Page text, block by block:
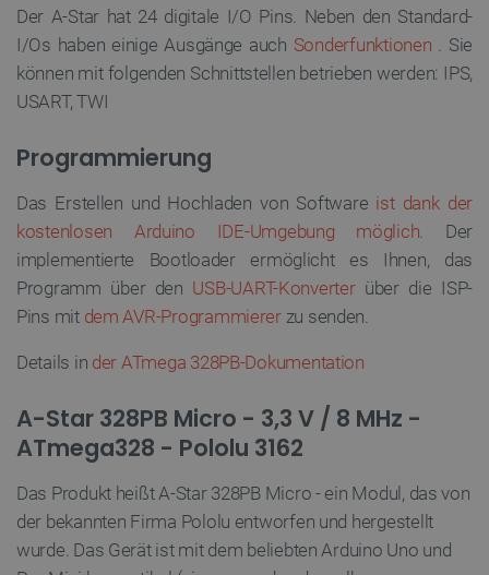
Der A-Star hat 24 digitale I/O Pins. Neben den Standard-
I/Os haben einige Ausgänge auch Sonderfunktionen
Sie
können mit folgenden Schnittstellen betrieben werden: IPS,
USART, TWI
Programmierung
Das Erstellen und Hochladen von Software ist dank der
kostenlosen Arduino IDE-Umgebung möglich.
Der
implementierte Bootloader ermöglicht es Ihnen, das
Programm über den USB-UART-Konverterüber die ISP-
Pins mit dem AVR-Programmiererzu senden.
Details in der ATmega 328PB-Dokumentation
A-Star 328PB Micro - 3,3 V / 8 MHz -
ATmega328 - Pololu 3162
Das Produkt heißt A-Star 328PB Micro - ein Modul, das von
der bekannten Firma Pololu entworfen und hergestellt
wurde. Das Gerät ist mit dem beliebten Arduino Uno und
Unbedingt erforderliche Cookies ermöglichen
wesentliche Kernfunktionen der Website wie die
Benutzeranmeldung und die Kontoverwaltung. Ohne
Website nicht ordnungsgemäß verwendet werden.
VISITOR_PRIVACY_METADATA